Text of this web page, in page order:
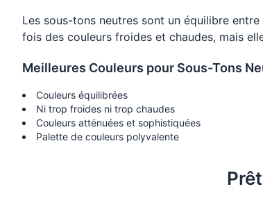
Les sous-tons neutres sont un équilibre
fois des couleurs froides et chaudes, mais
Meilleures Couleurs pour Sous-Tons
Couleurs équilibrées
Ni trop froides ni trop chaudes
Couleurs atténuées et sophistiquées
Palette de couleurs polyvalente